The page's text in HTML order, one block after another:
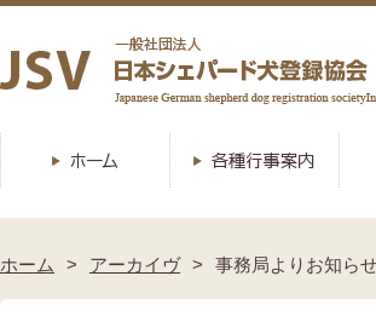
ホーム アーカイヴ 事務局よりお知ら